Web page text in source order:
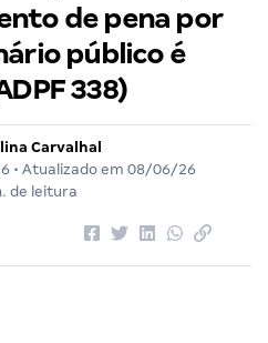
de pena por
público é
338)
Carvalhal
• Atualizado em 08/06/26
de leitura